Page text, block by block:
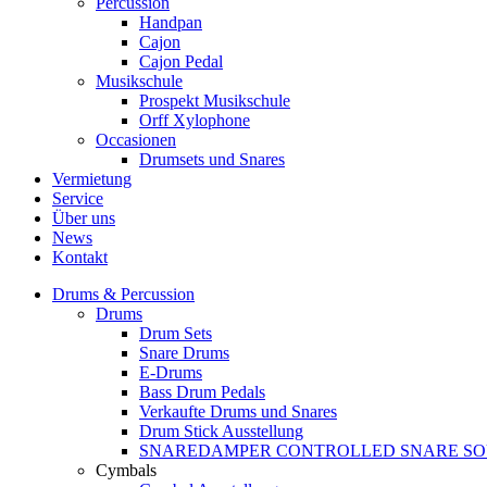
Handpan
Cajon
Cajon Pedal
Musikschule
Prospekt Musikschule
Orff Xylophone
Occasionen
Drumsets und Snares
Vermietung
Service
Über uns
News
Kontakt
Drums & Percussion
Drums
Drum Sets
Snare Drums
E-Drums
Bass Drum Pedals
Verkaufte Drums und Snares
Drum Stick Ausstellung
SNAREDAMPER CONTROLLED SNARE
Cymbals